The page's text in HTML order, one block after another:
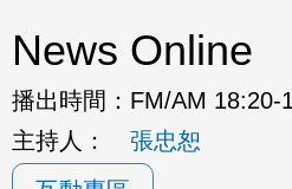
News Online
播出時間： FM/AM 18:20-
主持人：
張忠恕